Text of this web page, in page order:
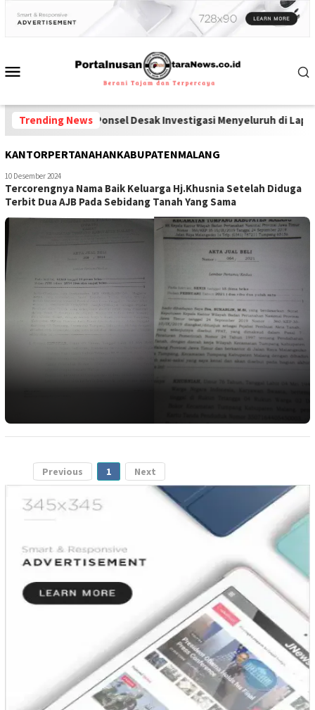
Trending News
dan Ponsel Desak Investigasi Menyeluruh di Lapas
KANTORPERTANAHANKABUPATENMALANG
10 Desember 2024
Tercorengnya Nama Baik Keluarga Hj.Khusnia Setelah Diduga
Terbit Dua AJB Pada Sebidang Tanah Yang Sama
Previous 1 Next